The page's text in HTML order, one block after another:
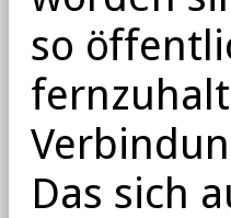
so
Das sich